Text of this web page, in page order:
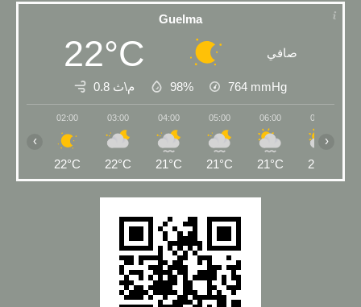
Guelma
22°C صافي
0.8 م\ث 98% 764 mmHg
02:00
22°C
03:00
22°C
04:00
21°C
05:00
21°C
06:00
21°C
07:00
22°C
‹ ›